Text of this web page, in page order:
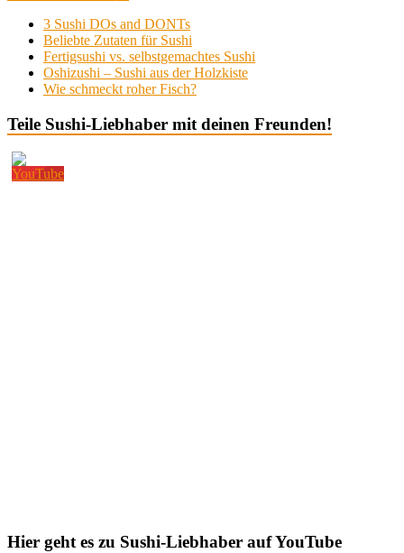
3 Sushi DOs and DONTs
Beliebte Zutaten für Sushi
Fertigsushi vs. selbstgemachtes Sushi
Oshizushi – Sushi aus der Holzkiste
Wie schmeckt roher Fisch?
Teile Sushi-Liebhaber mit deinen Freunden!
Hier geht es zu Sushi-Liebhaber auf YouTube